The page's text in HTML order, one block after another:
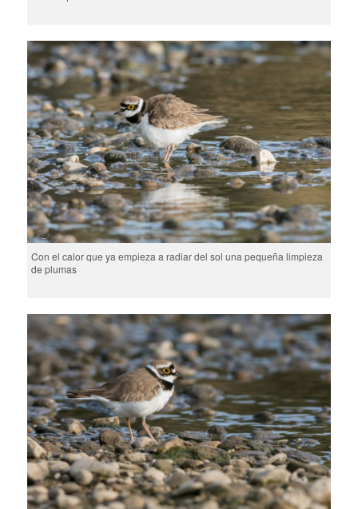
Con el calor que ya empieza a radiar del sol una pequeña limpieza
de plumas